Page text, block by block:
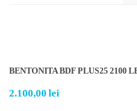
BENTONITA BDF PLUS25 2100
2.100,00 lei